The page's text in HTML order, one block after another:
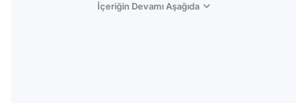
İçeriğin Devamı Aşağıda